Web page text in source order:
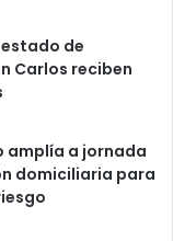
de
Carlos reciben
amplía a jornada
domiciliaria para